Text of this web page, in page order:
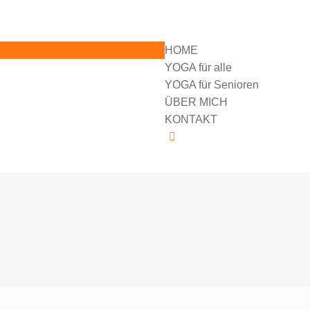
HOME
YOGA für alle
YOGA für Senioren
ÜBER MICH
KONTAKT